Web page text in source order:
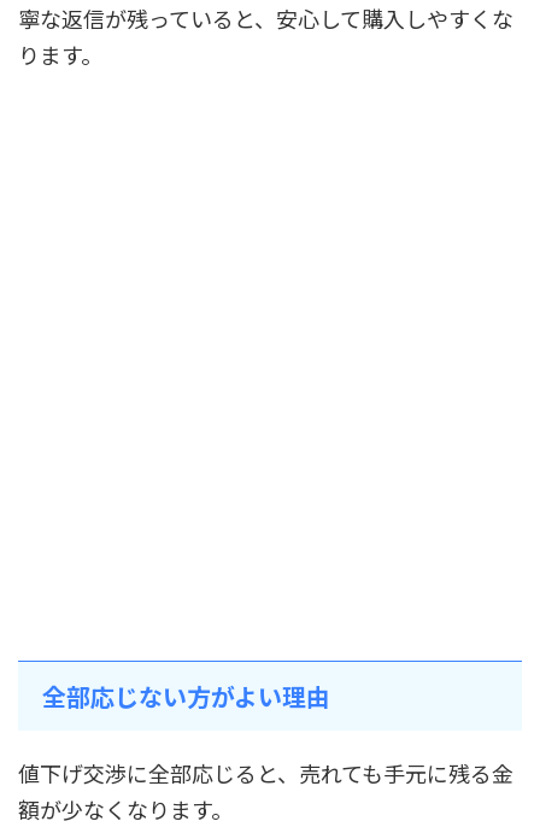
寧な返信が残っていると、安心して購入しやすくな
ります。
全部応じない方がよい理由
値下げ交渉に全部応じると、売れても手元に残る金
額が少なくなります。